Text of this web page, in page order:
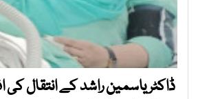
ڈاکٹر یاسمین راشد کے انتقال کی